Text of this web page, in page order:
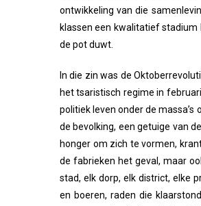
ontwikkeling van die
klassen een kwalitatief stadium
de pot duwt.
In die zin was de
het tsaristisch regime in
politiek leven onder de
de bevolking, een getuige van
honger om zich te vormen,
de fabrieken het geval, maar
stad, elk dorp, elk district, elke
en boeren, raden die